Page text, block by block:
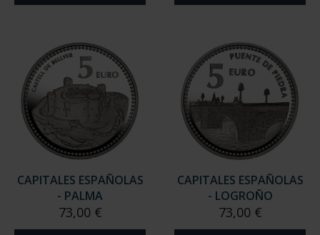
CAPITALES ESPAÑOLAS
- PALMA
73,00 €
CAPITALES ESPAÑOLAS
- LOGROÑO
73,00 €